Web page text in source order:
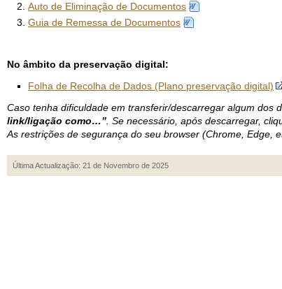
Auto de Eliminação de Documentos
Guia de Remessa de Documentos
No âmbito da preservação digital:
Folha de Recolha de Dados (Plano preservação digital)
Caso tenha dificuldade em transferir/descarregar algum dos
link/ligação como…” . Se necessário, após descarregar,
As restrições de segurança do seu browser (Chrome, Edge,
Última Actualização: 21 de Novembro de 2025